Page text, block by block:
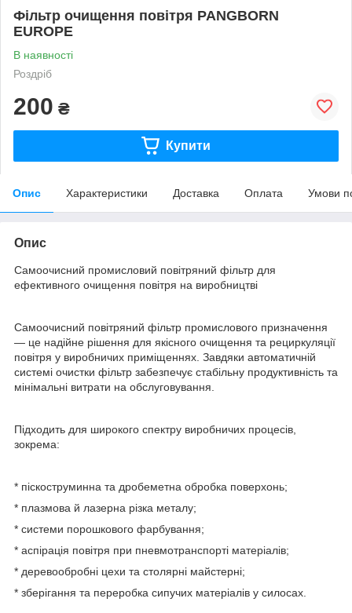
Фільтр очищення повітря PANGBORN
EUROPE
В наявності
Роздріб
200 ₴
Купити
Опис Характеристики Доставка Оплата Умови
Опис
Самоочисний промисловий повітряний фільтр для
ефективного очищення повітря на виробництві
Самоочисний повітряний фільтр промислового призначення
— це надійне рішення для якісного очищення та рециркуляції
повітря у виробничих приміщеннях. Завдяки автоматичній
системі очистки фільтр забезпечує стабільну продуктивність та
мінімальні витрати на обслуговування.
Підходить для широкого спектру виробничих процесів,
зокрема:
* піскоструминна та дробеметна обробка поверхонь;
* плазмова й лазерна різка металу;
* системи порошкового фарбування;
* аспірація повітря при пневмотранспорті матеріалів;
* деревообробні цехи та столярні майстерні;
* зберігання та переробка сипучих матеріалів у силосах.